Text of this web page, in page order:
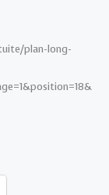
plan-long-